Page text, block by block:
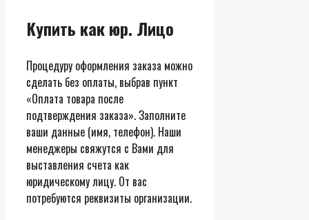
Купить как юр. Лицо
Процедуру оформления заказа можно
сделать без оплаты, выбрав пункт
«Оплата товара после
подтверждения заказа». Заполните
ваши данные (имя, телефон). Наши
менеджеры свяжутся с Вами для
выставления счета как
юридическому лицу. От вас
потребуются реквизиты организации.